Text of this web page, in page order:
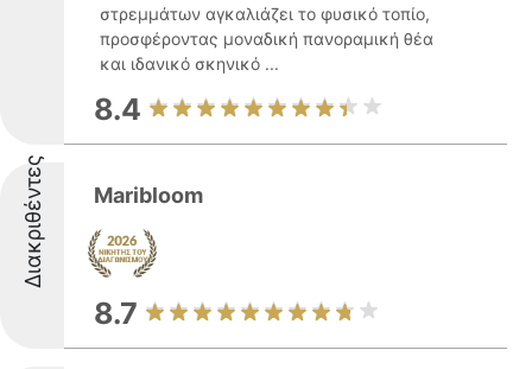
στρεμμάτων αγκαλιάζει το φυσικό τοπίο,
προσφέροντας μοναδική πανοραμική θέα
και ιδανικό σκηνικό ...
8.4
Διακριθέντες Maribloom
8.7